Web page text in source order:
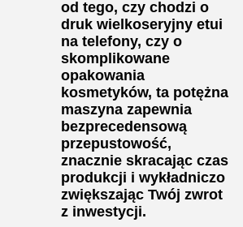
od tego, czy chodzi o
druk wielkoseryjny etui
na telefony, czy o
skomplikowane
opakowania
kosmetyków, ta potężna
maszyna zapewnia
bezprecedensową
przepustowość,
znacznie skracając czas
produkcji i wykładniczo
zwiększając Twój zwrot
z inwestycji.